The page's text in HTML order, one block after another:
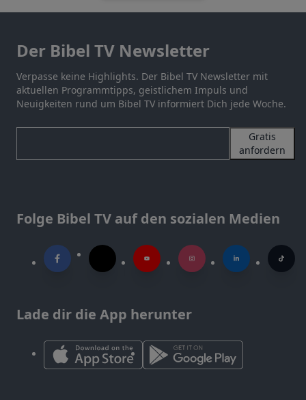
Der Bibel TV Newsletter
Verpasse keine Highlights. Der Bibel TV Newsletter mit
aktuellen Programmtipps, geistlichem Impuls und
Neuigkeiten rund um Bibel TV informiert Dich jede Woche.
Gratis
anfordern
Folge Bibel TV auf den sozialen Medien
Lade dir die App herunter